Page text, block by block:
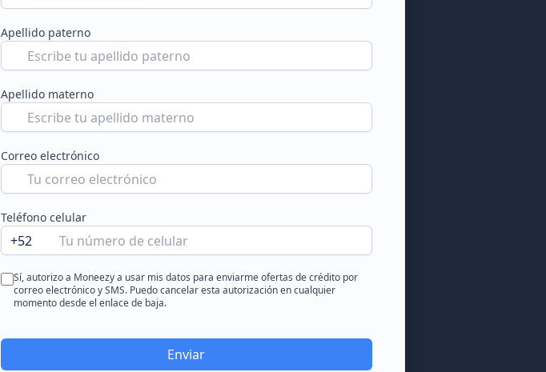
Apellido paterno
Apellido materno
Correo electrónico
Teléfono celular
+52
Sí, autorizo a Moneezy a usar mis datos para enviarme ofertas de crédito por
correo electrónico y SMS. Puedo cancelar esta autorización en cualquier
momento desde el enlace de baja.
Enviar